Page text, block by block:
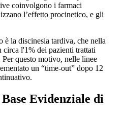
coinvolgono i farmaci
l’effetto procinetico, e gli
è la discinesia tardiva, che nella
circa l'1% dei pazienti trattati
questo motivo, nelle linee
un “time-out” dopo 12
Evidenziale di